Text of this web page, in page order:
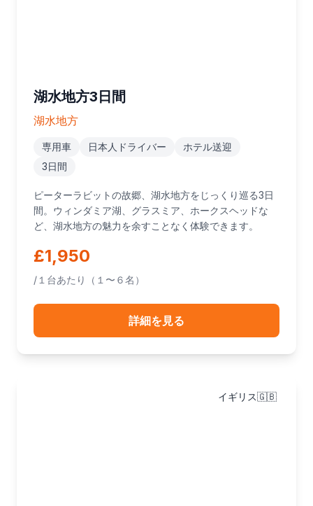
湖水地方3日間
湖水地方
専用車 日本人ドライバー
ホテル送迎
3日間
ピーターラビットの故郷、湖水地方をじっくり巡る3日
間。ウィンダミア湖、グラスミア、ホークスヘッドな
ど、湖水地方の魅力を余すことなく体験できます。
£1,950
/１台あたり（１〜６名）
詳細を見る
イギリス🇬🇧